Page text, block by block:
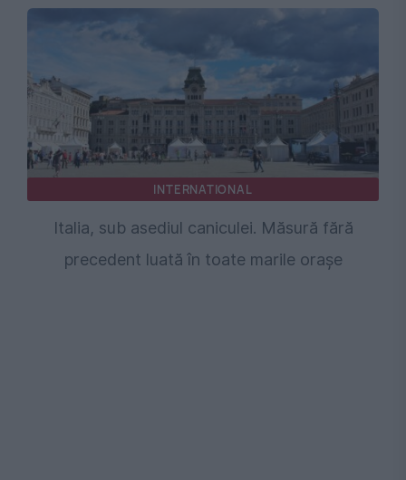
INTERNATIONAL
Italia, sub asediul caniculei. Măsură fără
precedent luată în toate marile orașe